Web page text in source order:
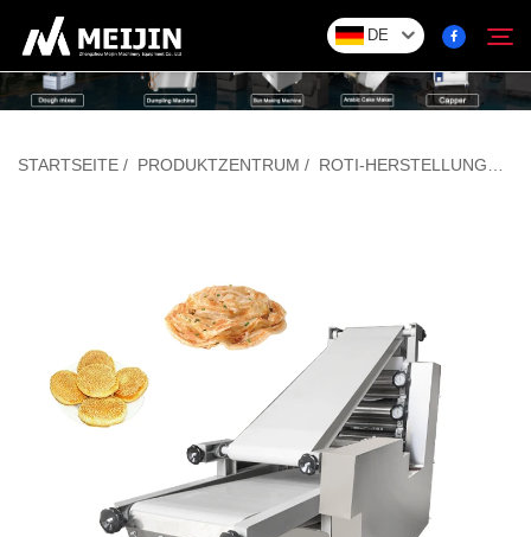
DE
Unternehmen
Service
STARTSEITE / PRODUKTZENTRUM / ROTI-HERSTELLUNGSMASCHINE